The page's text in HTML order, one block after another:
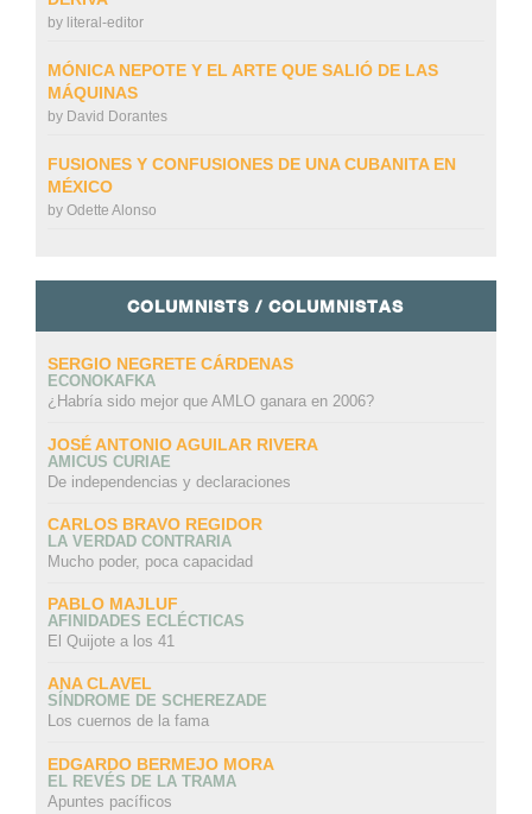
by literal-editor
MÓNICA NEPOTE Y EL ARTE QUE SALIÓ DE LAS
MÁQUINAS
by David Dorantes
FUSIONES Y CONFUSIONES DE UNA CUBANITA EN
MÉXICO
by Odette Alonso
COLUMNISTS / COLUMNISTAS
SERGIO NEGRETE CÁRDENAS
ECONOKAFKA
¿Habría sido mejor que AMLO ganara en 2006?
JOSÉ ANTONIO AGUILAR RIVERA
AMICUS CURIAE
De independencias y declaraciones
CARLOS BRAVO REGIDOR
LA VERDAD CONTRARIA
Mucho poder, poca capacidad
PABLO MAJLUF
AFINIDADES ECLÉCTICAS
El Quijote a los 41
ANA CLAVEL
SÍNDROME DE SCHEREZADE
Los cuernos de la fama
EDGARDO BERMEJO MORA
EL REVÉS DE LA TRAMA
Apuntes pacíficos